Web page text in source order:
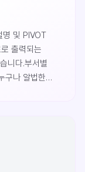
명 및 PIVOT
출력되는
니다.부서별
구나 알법한